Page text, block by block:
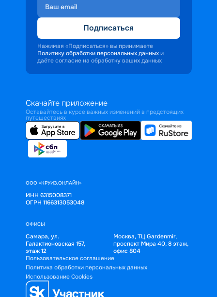
Подписаться
Нажимая «Подписаться» вы принимаете
Политику обработки персональных данных и
даёте согласие на обработку ваших данных
Скачайте приложение
Оставайтесь в курсе важных изменений в предстоящих
путешествиях
ООО «КРУИЗ.ОНЛАЙН»
ИНН 6315008371
ОГРН 1166313053048
ОФИСЫ
Самара, ул.
Галактионовская 157,
этаж 12
Москва, ТЦ Gardenmir,
проспект Мира 40, 8 этаж,
офис 804
Пользовательское соглашение
Политика обработки персональных данных
Использование Cookies